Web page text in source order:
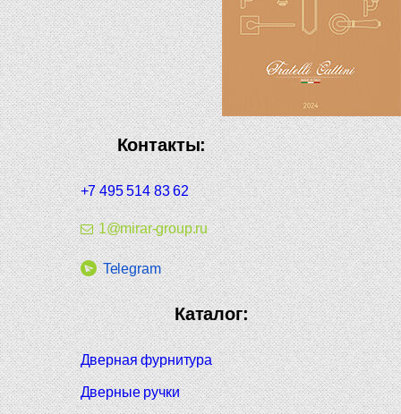
Контакты:
+7 495 514 83 62
1@mirar-group.ru
Telegram
Каталог:
Дверная фурнитура
Дверные ручки